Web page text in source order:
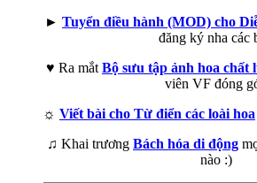
► Tuyển điều hành (MOD) cho
đăng ký nha các
♥ Ra mắt Bộ sưu tập ảnh hoa chất
viên VF đóng
☼ Viết bài cho Từ điển các loài hoa
♫ Khai trương Bách hóa di động
nào :)